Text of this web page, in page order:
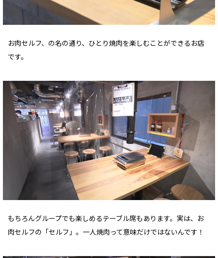
お肉セルフ、の名の通り、ひとり焼肉を楽しむことができるお店
です。
もちろんグループでも楽しめるテーブル席もあります。実は、お
肉セルフの「セルフ」。一人焼肉って意味だけではないんです！